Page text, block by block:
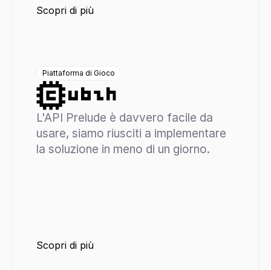
Scopri di più
Piattaforma di Gioco
L'API Prelude è davvero facile da
usare, siamo riusciti a implementare
la soluzione in meno di un giorno.
Scopri di più